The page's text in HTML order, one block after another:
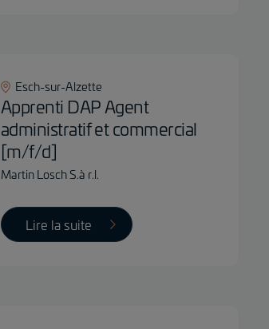
Esch-sur-Alzette
Apprenti DAP Agent
administratif et commercial
[m/f/d]
Martin Losch S.à r.l.
Lire la suite